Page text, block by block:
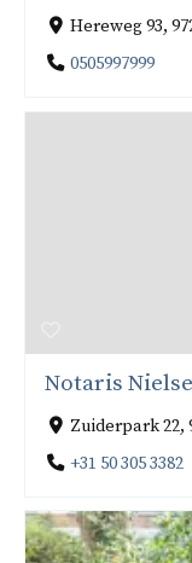
Hereweg 93,
0505997999
Notaris
Zuiderpark 22,
+31 50 305 3382